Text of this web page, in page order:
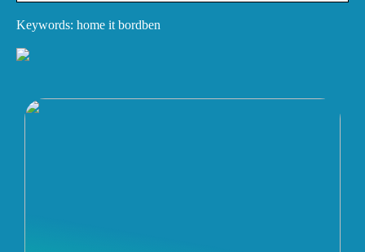
Keywords: home it bordben